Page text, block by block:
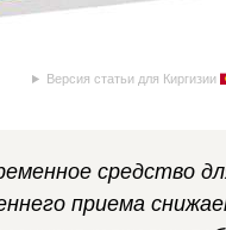
Версия статьи для Киргизии
средство
приема